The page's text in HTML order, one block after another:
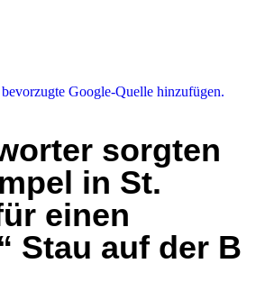
Google-Quelle hinzufügen.
sorgten
in St.
einen
Stau auf der B